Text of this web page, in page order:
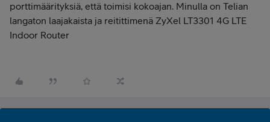
porttimäärityksiä, että toimisi kokoajan. Minulla on Telian
langaton laajakaista ja reitittimenä ZyXel LT3301 4G LTE
Indoor Router